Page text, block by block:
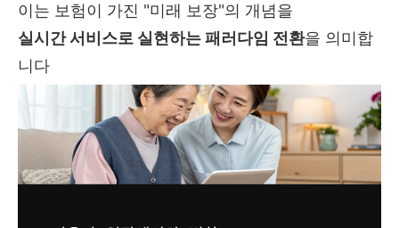
이는 보험이 가진 "미래 보장"의 개념을
실시간 서비스로 실현하는 패러다임 전환을 의미합
니다